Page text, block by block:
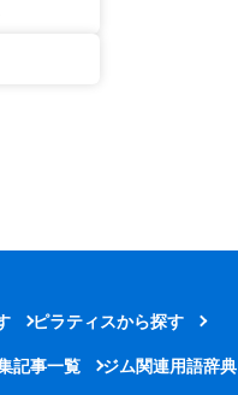
ピラティスから探す
記事一覧 ジム関連用語辞典